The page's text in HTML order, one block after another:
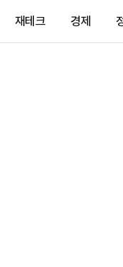
재테크 경제